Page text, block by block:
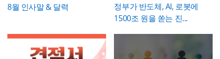
8월 인사말 & 달력
정부가 반도체, AI, 로봇에
1500조 원을 쏟는 진...